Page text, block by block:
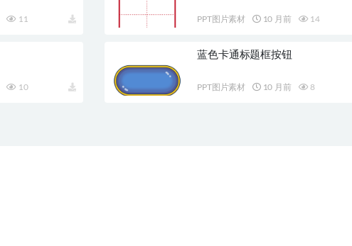
11 PPT图片素材 10 月前 14
10
蓝色卡通标题框按钮
PPT图片素材 10 月前 8